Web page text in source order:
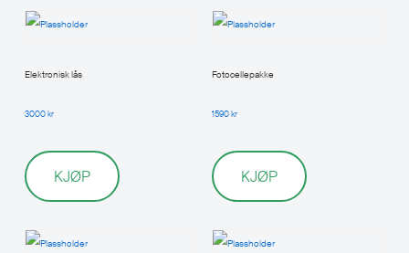
Elektronisk lås
3000 kr
KJØP
Fotocellepakke
1590 kr
KJØP